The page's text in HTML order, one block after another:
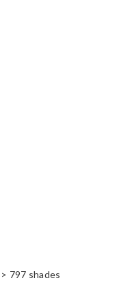
> 797 shades